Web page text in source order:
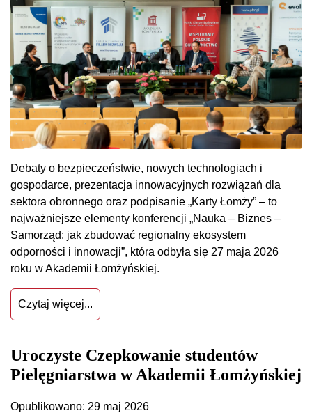
Debaty o bezpieczeństwie, nowych technologiach i
gospodarce, prezentacja innowacyjnych rozwiązań dla
sektora obronnego oraz podpisanie „Karty Łomży” – to
najważniejsze elementy konferencji „Nauka – Biznes –
Samorząd: jak zbudować regionalny ekosystem
odporności i innowacji”, która odbyła się 27 maja 2026
roku w Akademii Łomżyńskiej.
Czytaj więcej...
Uroczyste Czepkowanie studentów
Pielęgniarstwa w Akademii Łomżyńskiej
Opublikowano: 29 maj 2026